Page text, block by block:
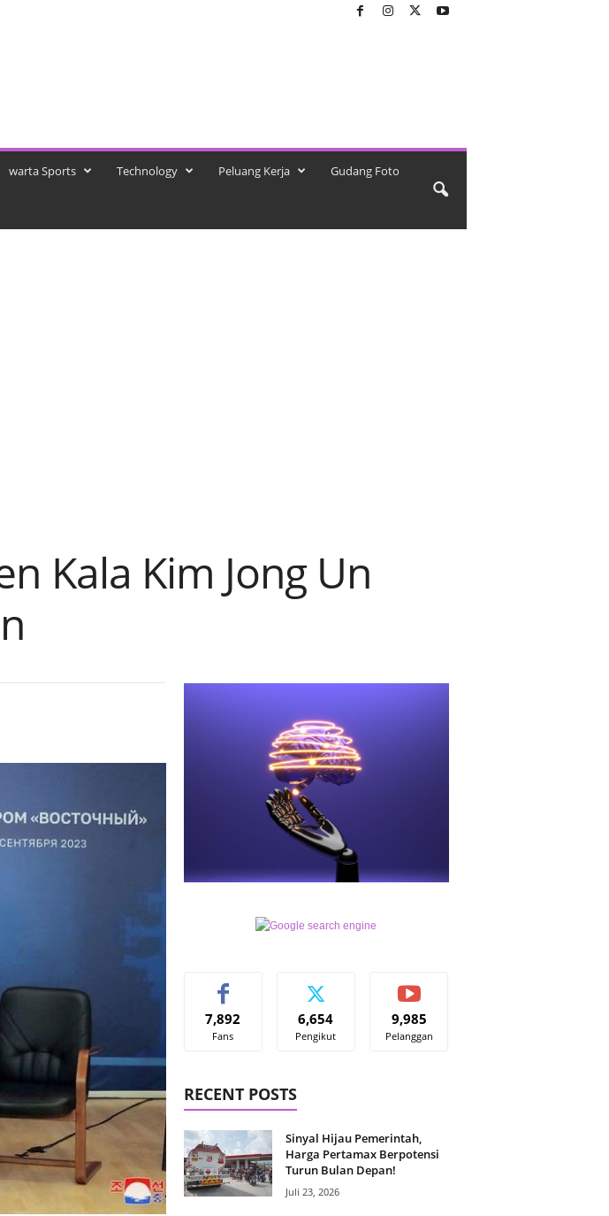
warta Sports Technology Peluang Kerja Gudang Foto
Kala Kim Jong Un
7,892
Fans
6,654
Pengikut
9,985
Pelanggan
RECENT POSTS
Sinyal Hijau Pemerintah,
Harga Pertamax Berpotensi
Turun Bulan Depan!
Juli 23, 2026